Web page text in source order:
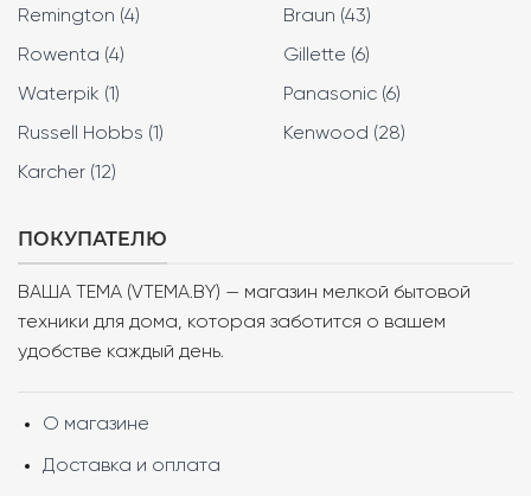
Remington (4) Braun (43)
Rowenta (4) Gillette (6)
Waterpik (1) Panasonic (6)
Russell Hobbs (1) Kenwood (28)
Karcher (12)
ПОКУПАТЕЛЮ
ВАША ТЕМА (VTEMA.BY) — магазин мелкой бытовой
техники для дома, которая заботится о вашем
удобстве каждый день.
О магазине
Доставка и оплата